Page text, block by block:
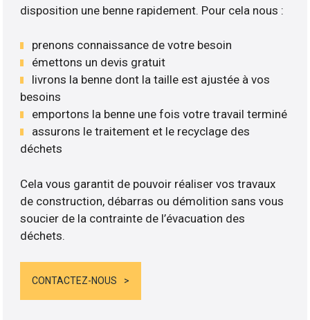
disposition une benne rapidement. Pour cela nous :
prenons connaissance de votre besoin
émettons un devis gratuit
livrons la benne dont la taille est ajustée à vos
besoins
emportons la benne une fois votre travail terminé
assurons le traitement et le recyclage des
déchets
Cela vous garantit de pouvoir réaliser vos travaux
de construction, débarras ou démolition sans vous
soucier de la contrainte de l’évacuation des
déchets.
CONTACTEZ-NOUS